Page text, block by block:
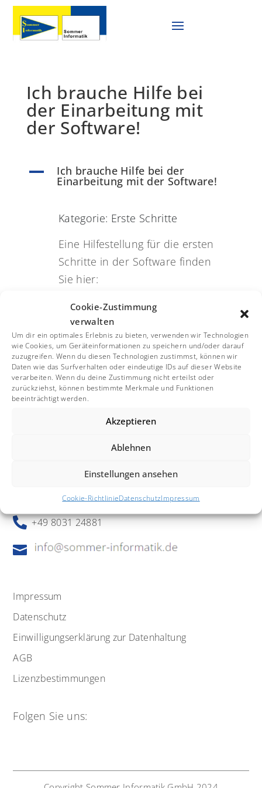
Cookie-Zustimmung
verwalten
Um dir ein optimales Erlebnis zu bieten, verwenden wir Technologien
wie Cookies, um Geräteinformationen zu speichern und/oder darauf
zuzugreifen. Wenn du diesen Technologien zustimmst, können wir
Daten wie das Surfverhalten oder eindeutige IDs auf dieser Website
verarbeiten. Wenn du deine Zustimmung nicht erteilst oder
zurückziehst, können bestimmte Merkmale und Funktionen
beeinträchtigt werden.
Akzeptieren
Ablehnen
Einstellungen ansehen
Cookie-RichtlinieDatenschutzImpressum
Ich brauche Hilfe bei
der Einarbeitung mit
der Software!
A Ich brauche Hilfe bei der
Einarbeitung mit der Software!
Kategorie: Erste Schritte
Eine Hilfestellung für die ersten
Schritte in der Software finden
Sie hier:
Erste Schritte
Betriebskostenabrechnung
Sommer Informatik GmbH
Sepp-Heindl-Str. 5
DEU-83026 Rosenheim
 +49 8031 24881

Impressum
Datenschutz
Einwilligungserklärung zur Datenhaltung
AGB
Lizenzbestimmungen
Folgen Sie uns: